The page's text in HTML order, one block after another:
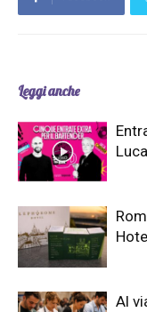
Leggi anche
Al